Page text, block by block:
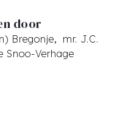
door
Bregonje
mr. J.C.
Snoo-Verhage